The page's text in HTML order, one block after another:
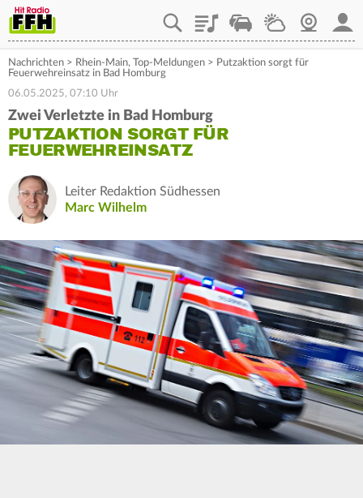
PlaylistStaupilotWetterWebcam
Nachrichten > Rhein-Main, Top-Meldungen > Putzaktion sorgt für
Feuerwehreinsatz in Bad Homburg
06.05.2025, 07:10 Uhr
Zwei Verletzte in Bad Homburg
PUTZAKTION SORGT FÜR
FEUERWEHREINSATZ
Leiter Redaktion Südhessen
Marc Wilhelm